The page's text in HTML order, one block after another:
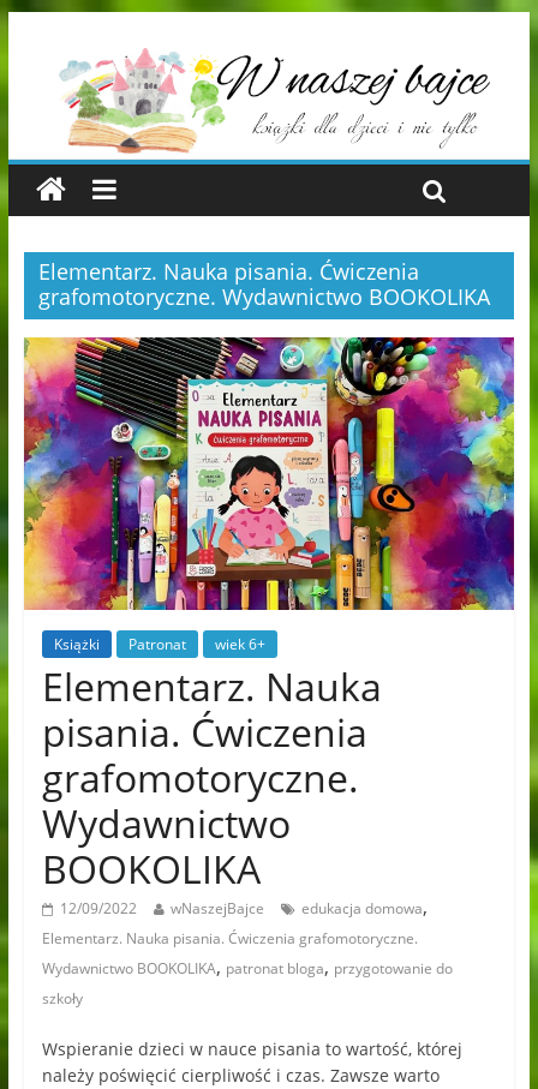
Elementarz. Nauka pisania. Ćwiczenia
grafomotoryczne. Wydawnictwo BOOKOLIKA
Książki Patronat wiek 6+
Elementarz. Nauka
pisania. Ćwiczenia
grafomotoryczne.
Wydawnictwo
BOOKOLIKA
12/09/2022 wNaszejBajce edukacja domowa,
Elementarz. Nauka pisania. Ćwiczenia grafomotoryczne.
Wydawnictwo BOOKOLIKA, patronat bloga, przygotowanie do
szkoły
Wspieranie dzieci w nauce pisania to wartość, której
należy poświęcić cierpliwość i czas. Zawsze warto